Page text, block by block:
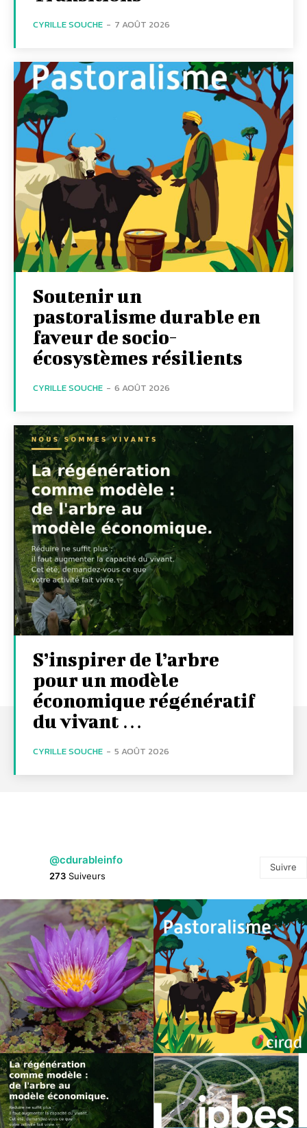
CYRILLE SOUCHE - 7 AOÛT 2026
Soutenir un
pastoralisme durable en
faveur de socio-
écosystèmes résilients
CYRILLE SOUCHE - 6 AOÛT 2026
S’inspirer de l’arbre
pour un modèle
économique régénératif
du vivant …
CYRILLE SOUCHE - 5 AOÛT 2026
@cdurableinfo
273 Suiveurs
Suivre